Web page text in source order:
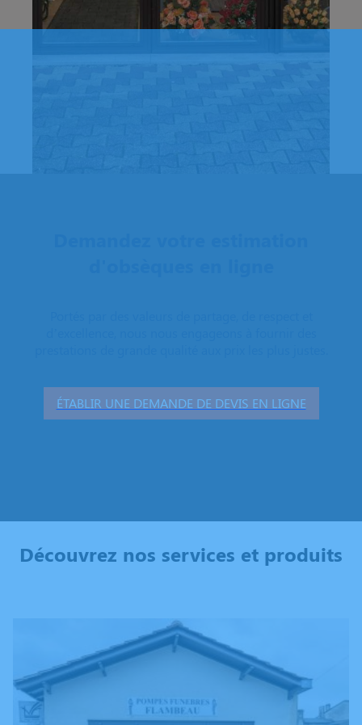
ÉTABLIR UNE DEMANDE DE DEVIS EN LIGNE
Découvrez nos services et produits